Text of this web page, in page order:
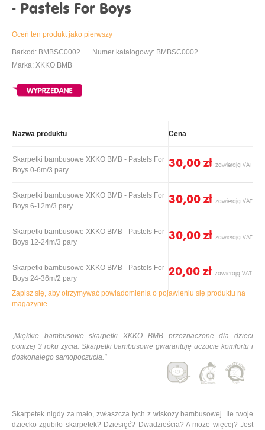
- Pastels For Boys
Oceń ten produkt jako pierwszy
Barkod: BMBSC0002
Numer katalogowy: BMBSC0002
Marka: XKKO BMB
Nazwa produktu Cena
Skarpetki bambusowe XKKO BMB - Pastels For
Boys 0-6m/3 pary
30,00 ‎zł
Skarpetki bambusowe XKKO BMB - Pastels For
Boys 6-12m/3 pary
30,00 ‎zł
Skarpetki bambusowe XKKO BMB - Pastels For
Boys 12-24m/3 pary
30,00 ‎zł
Skarpetki bambusowe XKKO BMB - Pastels For
Boys 24-36m/2 pary
20,00 ‎zł
Zapisz się, aby otrzymywać powiadomienia o pojawieniu się produktu na
magazynie
„Miękkie bambusowe skarpetki XKKO BMB przeznaczone dla dzieci
poniżej 3 roku życia. Skarpetki bambusowe gwarantuję uczucie komfortu i
doskonałego samopoczucia."
Skarpetek nigdy za mało, zwłaszcza tych z wiskozy bambusowej. Ile twoje
dziecko zgubiło skarpetek? Dziesięć? Dwadzieścia? A może więcej? Jest